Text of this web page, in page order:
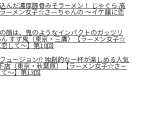
んだ濃厚豚骨みそラーメン！ じゃぐら 高
ーメン女子☆さーちゃんの ～イケ麺に恋
顔は、鬼のようなインパクトのガッツリ
すず鬼（東京・三鷹）【ラーメン女子☆
して～】第10回
ュージョン!? 独創的な一杯が楽しめる人気
店（東京・秋葉原）【ラーメン女子☆さー
～】第13回